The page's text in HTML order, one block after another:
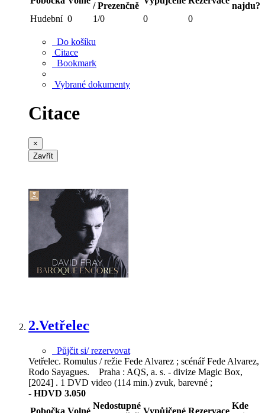
/ Prezenčně
najdu?
Hudební 0 1/0 0 0
Do košíku
Citace
Bookmark
Vybrané dokumenty
Citace
×
Zavřít
2.Vetřelec
Půjčit si/ rezervovat
Vetřelec. Romulus / režie Fede Alvarez ; scénář Fede Alvarez,
Rodo Sayagues. Praha : AQS, a. s. - divize Magic Box,
[2024] . 1 DVD video (114 min.) zvuk, barevné ;
- HDVD 3.050
Nedostupné
Kde